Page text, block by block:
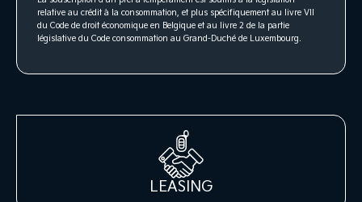
relative au crédit à la consommation, et plus spécifiquement au livre VII
du Code de droit économique en Belgique et au livre 2 de la partie
législative du Code consommation au Grand-Duché de Luxembourg.
LEASING